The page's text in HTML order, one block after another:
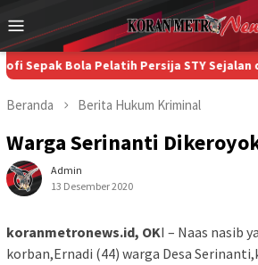
ke
konten
Menu
Mobile
Bola Pelatih Persija STY Sejalan
Beranda Berita Hukum Kriminal
Warga Serinanti
Admin
13 Desember 2020
koranmetronews.id, OKI – Naas nasib
korban,Ernadi (44) warga Desa